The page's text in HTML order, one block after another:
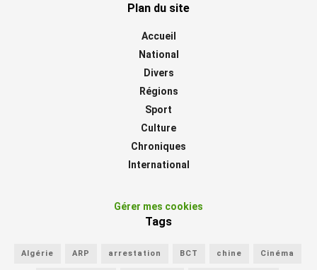
Plan du site
Accueil
National
Divers
Régions
Sport
Culture
Chroniques
International
Gérer mes cookies
Tags
Algérie ARP arrestation BCT chine Cinéma